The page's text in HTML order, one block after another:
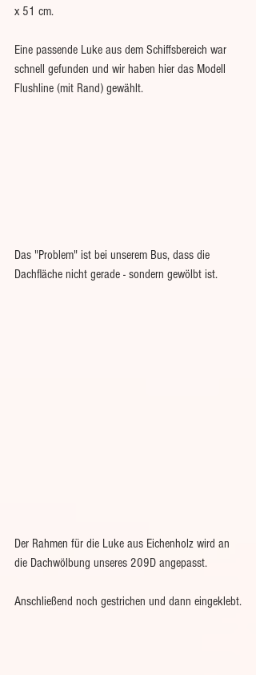
x 51 cm.
Eine passende Luke aus dem Schiffsbereich war
schnell gefunden und wir haben hier das Modell
Flushline (mit Rand) gewählt.
Das "Problem" ist bei unserem Bus, dass die
Dachfläche nicht gerade - sondern gewölbt ist.
Der Rahmen für die Luke aus Eichenholz wird an
die Dachwölbung unseres 209D angepasst.
Anschließend noch gestrichen und dann eingeklebt.